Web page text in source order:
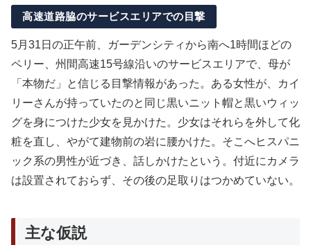
高速道路脇のサービスエリアでの目撃
5月31日の正午前、ガーデンシティから南へ1時間ほどの
ペリー、州間高速15号線沿いのサービスエリアで、母が
「本物だ」と信じる目撃情報があった。ある女性が、カイ
リーさんが持っていたのと同じ黒いニット帽と黒いウィッ
グを身につけた少女を見かけた。少女はそれらを外して化
粧を直し、やがて建物前の岩に腰かけた。そこへヒスパニ
ック系の男性が近づき、話しかけたという。付近にカメラ
は設置されておらず、その後の足取りはつかめていない。
主な仮説